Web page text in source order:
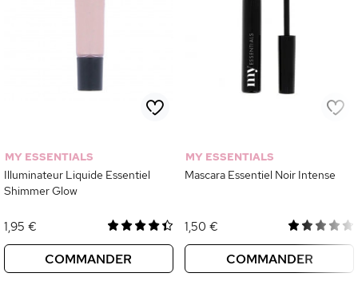
MY ESSENTIALS
Illuminateur Liquide Essentiel
Shimmer Glow
1,95 €
COMMANDER
MY ESSENTIALS
Mascara Essentiel Noir Intense
1,50 €
COMMANDER